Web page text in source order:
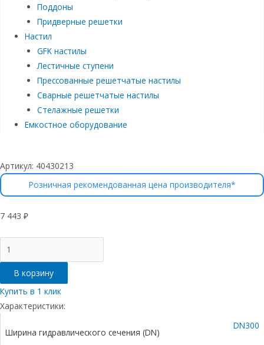
Поддоны
Придверные решетки
Настил
GFK настилы
Лестичные ступени
Прессованные решетчатые настилы
Сварные решетчатые настилы
Стелажные решетки
Емкостное оборудование
Артикул: 40430213
Розничная рекомендованная цена производителя*
7 443 ₽
товара
Лоток
водоотводный
бетонный
коробчатый
(СО-300мм),
оцинкованной
В корзину
Купить в 1 клик
Характеристики:
Ширина гидравлического сечения (DN)
DN300